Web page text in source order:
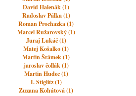
David Halenák (1)
Radoslav Pálka (1)
Roman Prochazka (1)
Marcel Ružarovský (1)
Juraj Lukáč (1)
Matej Košalko (1)
Martin Šrámek (1)
jaroslav čollák (1)
Martin Hudec (1)
I. Stiglitz (1)
Zuzana Kohútová (1)